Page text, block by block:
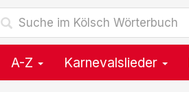
A-Z Karnevalslieder